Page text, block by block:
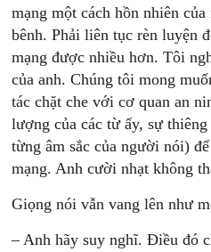
mạng một cách hồn nhiên
bênh. Phải liên tục rèn luyện
mạng được nhiều hơn. Tôi
của anh. Chúng tôi mong
tác chặt che với cơ quan an
lượng của các từ ấy, sự
từng âm sắc của người nói)
mạng. Anh cười nhạt không
Giọng nói vẫn vang lên như
– Anh hãy suy nghĩ. Điều đó